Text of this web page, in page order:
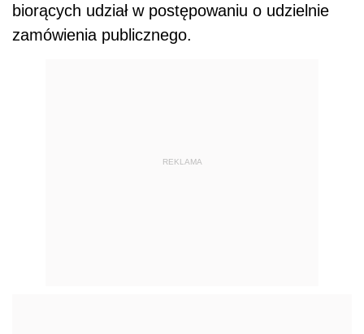
biorących udział w postępowaniu o udzielnie
zamówienia publicznego.
REKLAMA